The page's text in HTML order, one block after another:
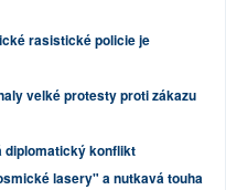
rasistické policie je
velké protesty proti zákazu
diplomatický konflikt
lasery" a nutkavá touha